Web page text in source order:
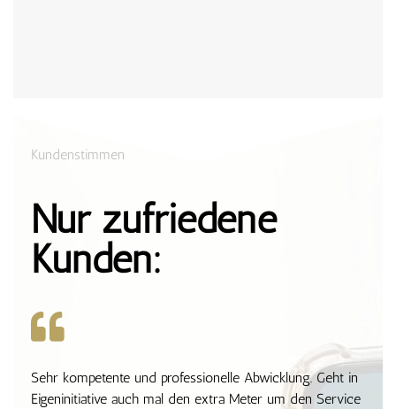
Kundenstimmen
Nur zufriedene
Kunden:
Sehr kompetente und professionelle Abwicklung. Geht in
Eigeninitiative auch mal den extra Meter um den Service